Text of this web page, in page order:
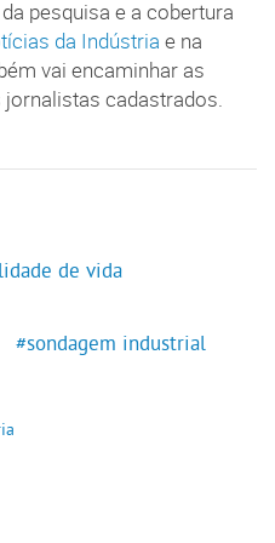
pesquisa e a cobertura
da Indústria e na
vai encaminhar as
cadastrados.
de vida
#sondagem industrial